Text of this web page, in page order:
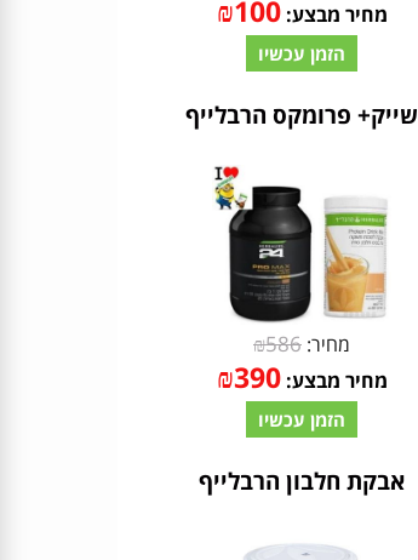
מחיר מבצע: ₪100
הזמן עכשיו
שייק+ פרומקס הרבלייף
מחיר: ₪586
מחיר מבצע: ₪390
הזמן עכשיו
אבקת חלבון הרבלייף